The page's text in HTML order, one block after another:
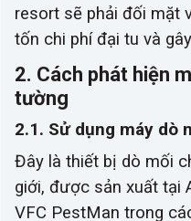
resort sẽ phải đối mặt
tốn chi phí đại tu và
2. Cách phát hiện
tường
2.1. Sử dụng máy dò
Đây là thiết bị dò mối
giới, được sản xuất tại
VFC PestMan trong